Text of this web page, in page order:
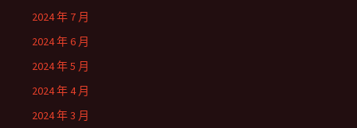
2024 年 7 月
2024 年 6 月
2024 年 5 月
2024 年 4 月
2024 年 3 月